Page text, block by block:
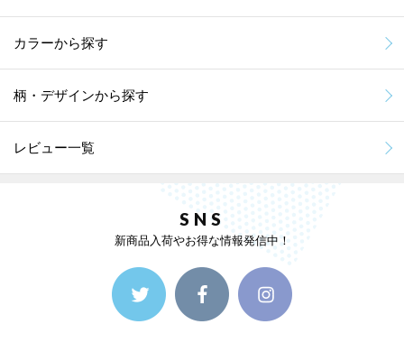
カラーから探す
柄・デザインから探す
レビュー一覧
SNS
新商品入荷やお得な情報発信中！